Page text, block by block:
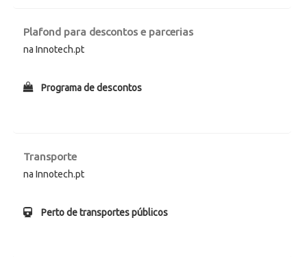
Plafond para descontos e parcerias
na Innotech.pt
Programa de descontos
Transporte
na Innotech.pt
Perto de transportes públicos